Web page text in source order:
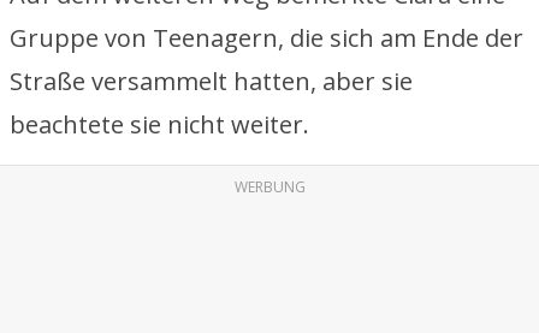
Gruppe von Teenagern, die sich am Ende der
Straße versammelt hatten, aber sie
beachtete sie nicht weiter.
WERBUNG